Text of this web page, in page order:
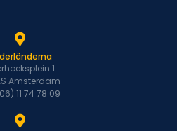
1
Amsterdam
11 74 78 09